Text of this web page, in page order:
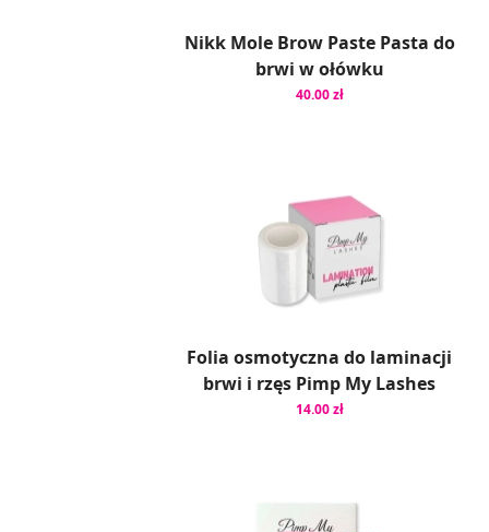
Nikk Mole Brow Paste Pasta do
brwi w ołówku
40.00 zł
Folia osmotyczna do laminacji
brwi i rzęs Pimp My Lashes
14.00 zł